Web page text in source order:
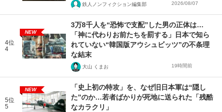
鉄人ノンフィクション編集部 2026/08/07
4位
4
NEW
3万8千人を“恐怖で支配”した男の正体は…
「神に代わりお前たちを罰する」日本で知ら
れていない“韓国版アウシュビッツ”の不条理
な結末
大山 くまお 19時間前
5位
5
NEW
「史上初の特攻」を、なぜ旧日本軍は“隠し
た”のか…若者ばかりが死地に送られた「残酷
なカラクリ」